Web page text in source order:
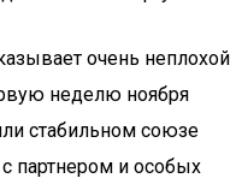
очень неплохой
неделю ноября
стабильном союзе
партнером и особых